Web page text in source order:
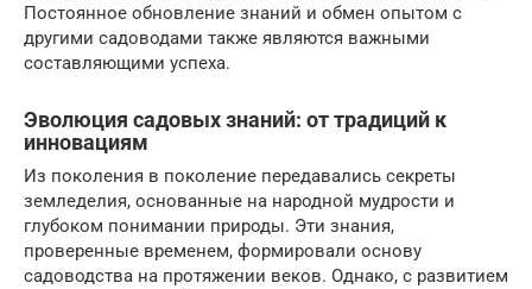
Постоянное обновление знаний и обмен опытом с
другими садоводами также являются важными
составляющими успеха.
Эволюция садовых знаний: от традиций к
инновациям
Из поколения в поколение передавались секреты
земледелия, основанные на народной мудрости и
глубоком понимании природы. Эти знания,
проверенные временем, формировали основу
садоводства на протяжении веков. Однако, с развитием